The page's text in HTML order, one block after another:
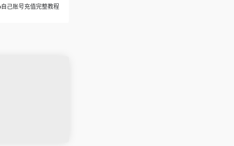
己账号充值完整教程